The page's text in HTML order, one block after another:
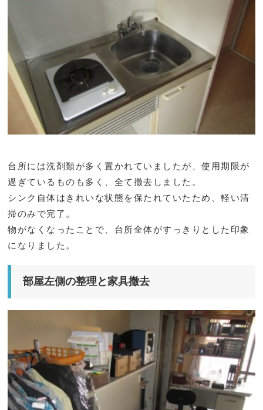
台所には洗剤類が多く置かれていましたが、使用期限が
過ぎているものも多く、全て撤去しました。
シンク自体はきれいな状態を保たれていたため、軽い清
掃のみで完了。
物がなくなったことで、台所全体がすっきりとした印象
になりました。
部屋左側の整理と家具撤去